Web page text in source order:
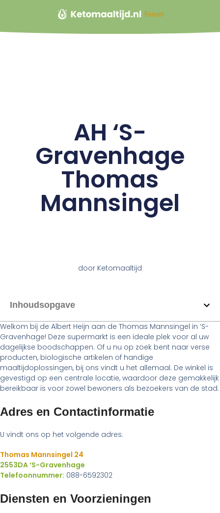
Forum
AH ‘S-
Gravenhage
Thomas
Mannsingel
doorKetomaaltijd
Inhoudsopgave
Welkom bij de Albert Heijn aan de Thomas Mannsingel in ‘S-
Gravenhage! Deze supermarkt is een ideale plek voor al uw
dagelijkse boodschappen. Of u nu op zoek bent naar verse
producten, biologische artikelen of handige
maaltijdoplossingen, bij ons vindt u het allemaal. De winkel is
gevestigd op een centrale locatie, waardoor deze gemakkelijk
bereikbaar is voor zowel bewoners als bezoekers van de stad.
Adres en Contactinformatie
U vindt ons op het volgende adres:
Thomas Mannsingel 24
2553DA ‘S-Gravenhage
Telefoonnummer: 088-6592302
Diensten en Voorzieningen